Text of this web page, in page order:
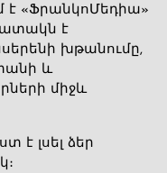
է «ՖրանկոՄեդիա»
է
խթանումը,
և
միջև
է լսել ձեր